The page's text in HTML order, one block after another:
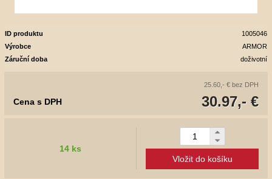
ID produktu
1005046
Výrobce
ARMOR
Záruční doba
doživotní
25.60,- € bez DPH
30.97,- €
Cena s DPH
14 ks
Vložit do košíku